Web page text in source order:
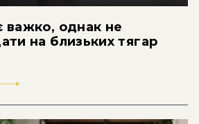
важко, однак не
на близьких тягар